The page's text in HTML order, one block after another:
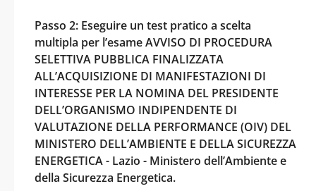
Passo 2: Eseguire un test pratico a scelta
multipla per l’esame AVVISO DI PROCEDURA
SELETTIVA PUBBLICA FINALIZZATA
ALL’ACQUISIZIONE DI MANIFESTAZIONI DI
INTERESSE PER LA NOMINA DEL PRESIDENTE
DELL’ORGANISMO INDIPENDENTE DI
VALUTAZIONE DELLA PERFORMANCE (OIV) DEL
MINISTERO DELL’AMBIENTE E DELLA SICUREZZA
ENERGETICA - Lazio - Ministero dell’Ambiente e
della Sicurezza Energetica.